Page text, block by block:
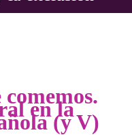
aquí
en la
(y V)